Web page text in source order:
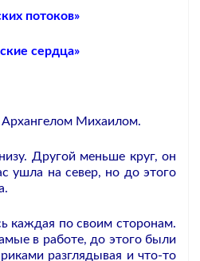
потоков»
сердца»
Архангелом Михаилом.
Другой меньше круг, он
ушла на север, но до этого
каждая по своим сторонам.
в работе, до этого были
разглядывая и что-то